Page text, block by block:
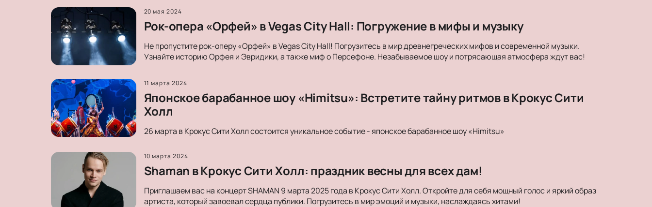
20 мая 2024
Рок-опера «Орфей» в Vegas City Hall: Погружение в мифы и музыку
Не пропустите рок-оперу «Орфей» в Vegas City Hall! Погрузитесь в мир древнегреческих мифов и современной музыки.
Узнайте историю Орфея и Эвридики, а также миф о Персефоне. Незабываемое шоу и потрясающая атмосфера ждут вас!
11 марта 2024
Японское барабанное шоу «Himitsu»: Встретите тайну ритмов в Крокус Сити
Холл
26 марта в Крокус Сити Холл состоится уникальное событие - японское барабанное шоу «Himitsu»
10 марта 2024
Shaman в Крокус Сити Холл: праздник весны для всех дам!
Приглашаем вас на концерт SHAMAN 9 марта 2025 года в Крокус Сити Холл. Откройте для себя мощный голос и яркий образ
артиста, который завоевал сердца публики. Погрузитесь в мир эмоций и музыки, наслаждаясь хитами!